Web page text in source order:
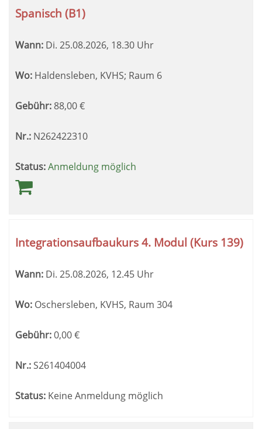
Spanisch (B1)
Wann: Di. 25.08.2026, 18.30 Uhr
Wo: Haldensleben, KVHS; Raum 6
Gebühr: 88,00€
Nr.: N262422310
Status:Anmeldung möglich
Integrationsaufbaukurs 4. Modul (Kurs 139)
Wann: Di. 25.08.2026, 12.45 Uhr
Wo: Oschersleben, KVHS, Raum 304
Gebühr:0,00€
Nr.:S261404004
Status: Keine Anmeldung möglich